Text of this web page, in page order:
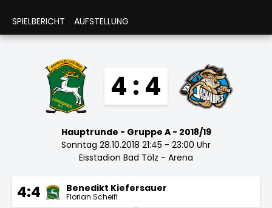
SPIELBERICHT AUFSTELLUNG
4 : 4
Hauptrunde - Gruppe A - 2018/19
Sonntag 28.10.2018 21:45 - 23:00 Uhr
Eisstadion Bad Tölz - Arena
4:4 Benedikt Kiefersauer
Florian Scheifl